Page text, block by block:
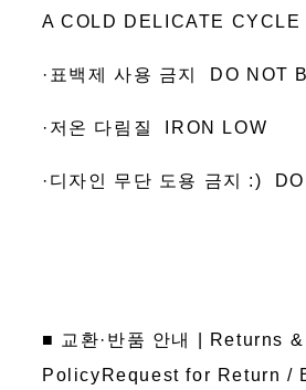
A COLD DELICATE CYCLE
·표백제 사용 금지 DO NOT
·저온 다림질 IRON LOW
·디자인 무단 도용 금지 :)
■ 교환·반품 안내 | Returns
PolicyRequest for Return /